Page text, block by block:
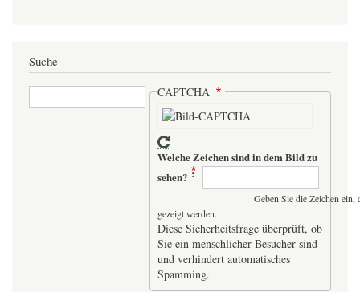
Suche
Suche CAPTCHA
Welche Zeichen sind in dem Bild zu
sehen?
Geben Sie die Zeichen
gezeigt werden.
Diese Sicherheitsfrage überprüft, ob
Sie ein menschlicher Besucher sind
und verhindert automatisches
Spamming.